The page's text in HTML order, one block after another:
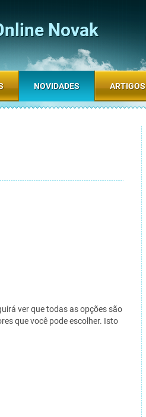
Novak
ver que todas as opções são
que você pode escolher. Isto
NOVIDADES ARTIGOS